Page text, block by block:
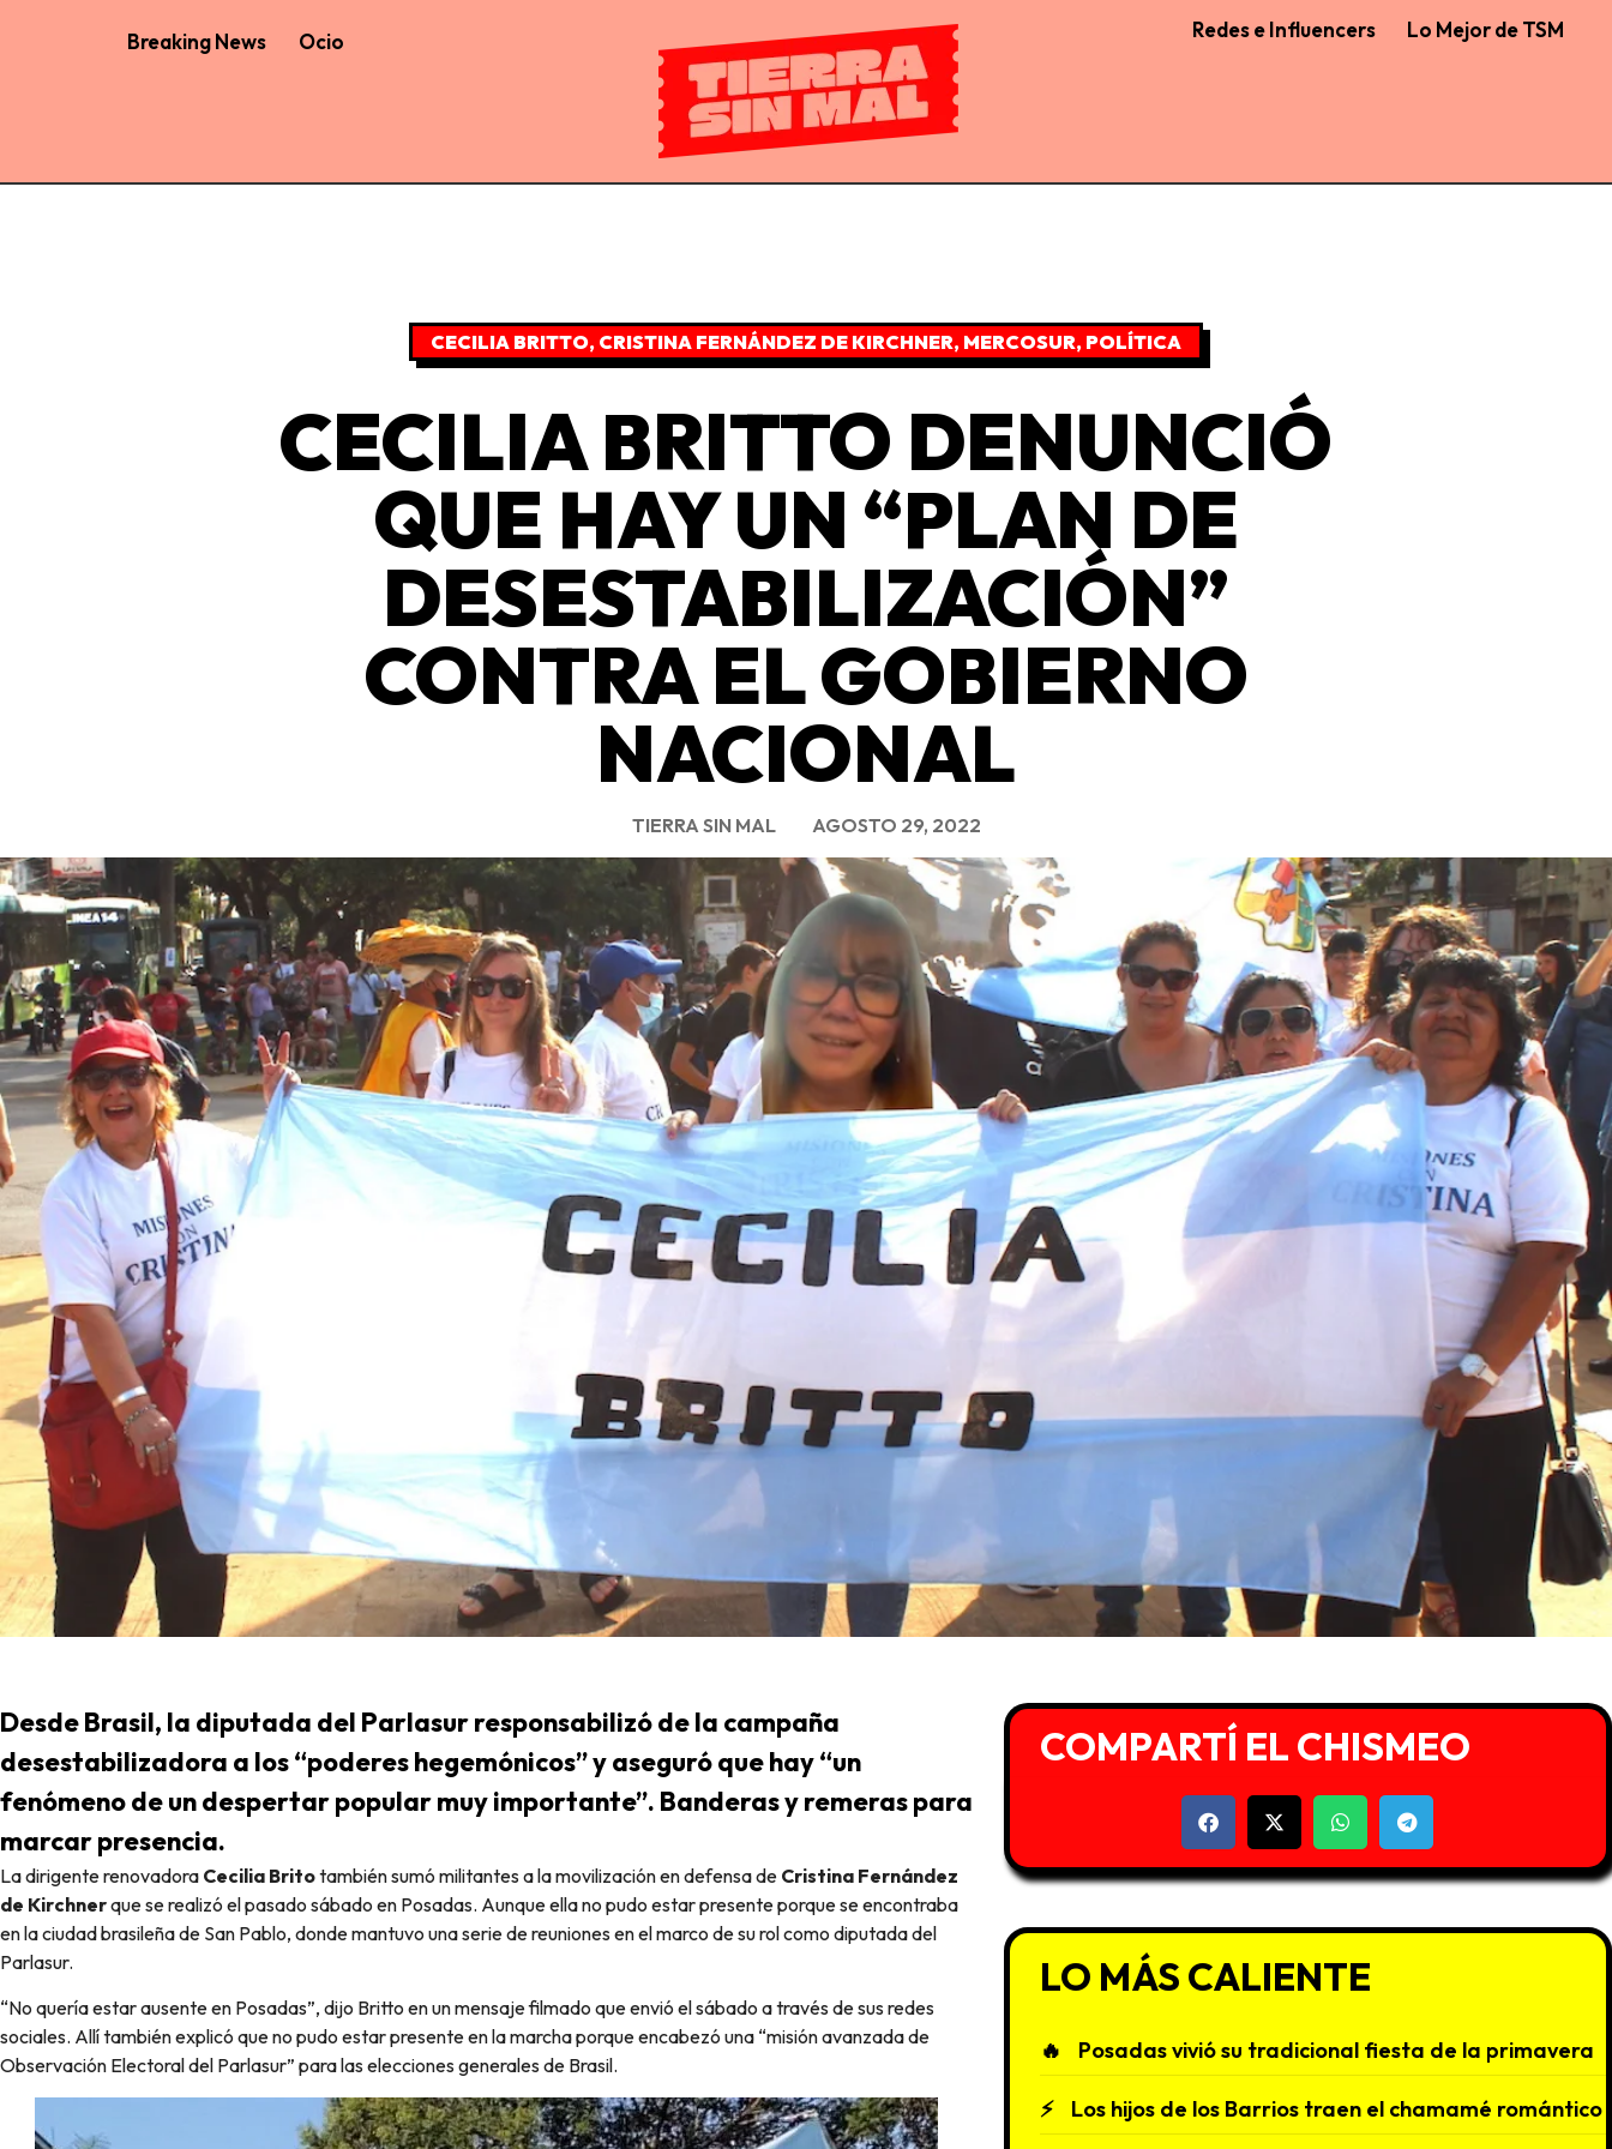
Breaking News Ocio Redes e Influencers Lo Mejor de TSM
CECILIA BRITTO, CRISTINA FERNÁNDEZ DE KIRCHNER, MERCOSUR, POLÍTICA
CECILIA BRITTO DENUNCIÓ
QUE HAY UN “PLAN DE
DESESTABILIZACIÓN”
CONTRA EL GOBIERNO
NACIONAL
TIERRA SIN MAL AGOSTO 29, 2022
Desde Brasil, la diputada del Parlasur responsabilizó de la campaña
desestabilizadora a los “poderes hegemónicos” y aseguró que hay “un
fenómeno de un despertar popular muy importante”. Banderas y remeras para
marcar presencia.
La dirigente renovadora Cecilia Britotambién sumó militantes a la movilización en defensa de Cristina Fernández
de Kirchnerque se realizó el pasado sábado en Posadas. Aunque ella no pudo estar presente porque se encontraba
en la ciudad brasileña de San Pablo, donde mantuvo una serie de reuniones en el marco de su rol como diputada del
Parlasur.
“No quería estar ausente en Posadas”, dijo Britto en un mensaje filmado que envió el sábado a través de sus redes
sociales. Allí también explicó que no pudo estar presente en la marcha porque encabezó una “misión avanzada de
Observación Electoral del Parlasur” para las elecciones generales de Brasil.
COMPARTÍ EL CHISMEO
LO MÁS CALIENTE
Posadas vivió su tradicional fiesta de la primavera
Los hijos de los Barrios traen el chamamé romántico